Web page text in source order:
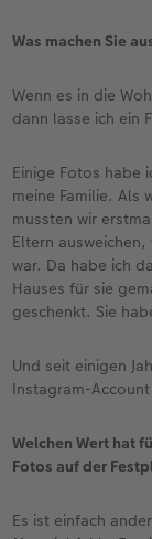
Was machen Sie
Wenn es in die
dann lasse ich ein
Einige Fotos habe
meine Familie. Als
mussten wir
Eltern
war. Da habe ich
Hauses für sie
geschenkt. Sie
Und seit einigen
Instagram-
Welchen Wert hat
Fotos auf der
Es ist einfach